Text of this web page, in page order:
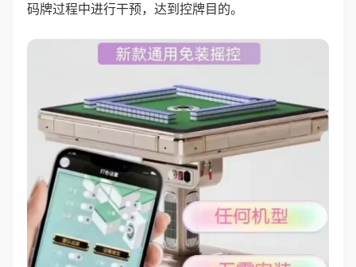
码牌过程中进行干预，达到控牌目的。